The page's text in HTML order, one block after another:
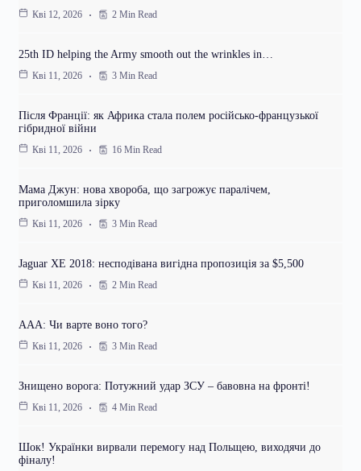
Кві 12, 2026 2 Min Read
25th ID helping the Army smooth out the wrinkles in…
Кві 11, 2026 3 Min Read
Після Франції: як Африка стала полем російсько-французької
гібридної війни
Кві 11, 2026 16 Min Read
Мама Джун: нова хвороба, що загрожує паралічем,
приголомшила зірку
Кві 11, 2026 3 Min Read
Jaguar XE 2018: несподівана вигідна пропозиція за $5,500
Кві 11, 2026 2 Min Read
AAA: Чи варте воно того?
Кві 11, 2026 3 Min Read
Знищено ворога: Потужний удар ЗСУ – бавовна на фронті!
Кві 11, 2026 4 Min Read
Шок! Українки вирвали перемогу над Польщею, виходячи до
фіналу!